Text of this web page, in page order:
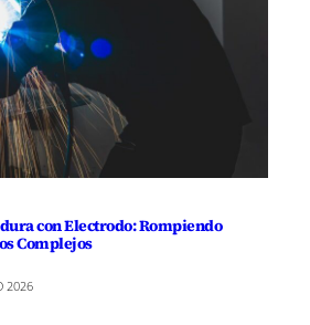
con Electrodo: Rompiendo
Complejos
2026